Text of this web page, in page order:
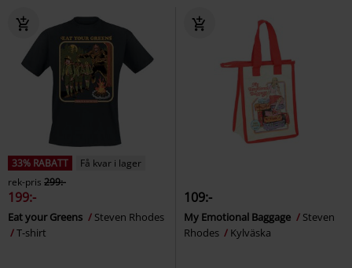
33% RABATT
Få kvar i lager
rek-pris 299:-
199:-
Eat your Greens
Steven Rhodes
T-shirt
109:-
My Emotional Baggage
Steven
Rhodes
Kylväska